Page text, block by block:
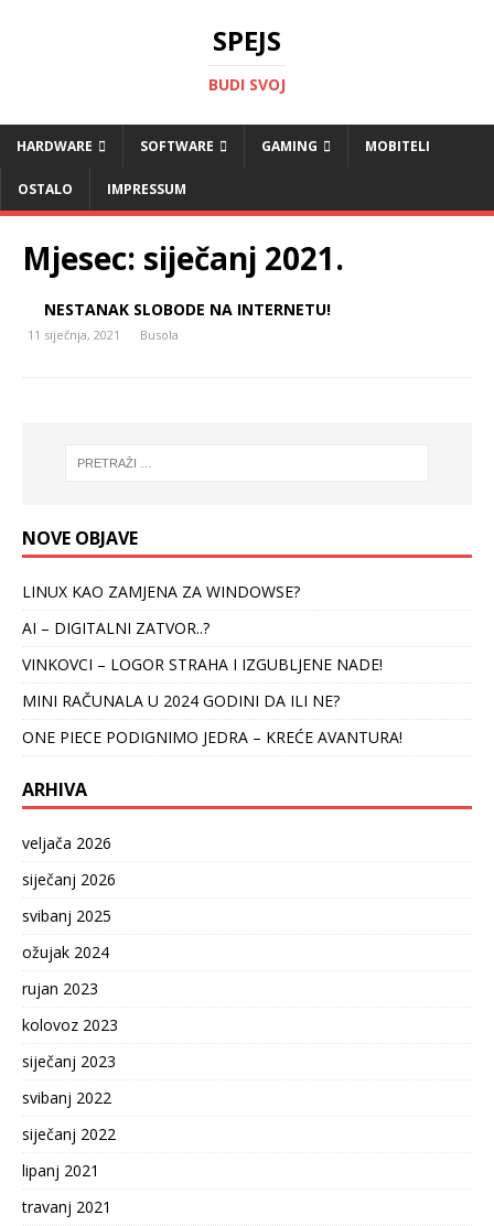
SPEJS
BUDI SVOJ
HARDWARE SOFTWARE GAMING MOBITELI
OSTALO IMPRESSUM
Mjesec: siječanj 2021.
NESTANAK SLOBODE NA INTERNETU!
11 siječnja, 2021 Busola
NOVE OBJAVE
LINUX KAO ZAMJENA ZA WINDOWSE?
AI – DIGITALNI ZATVOR..?
VINKOVCI – LOGOR STRAHA I IZGUBLJENE NADE!
MINI RAČUNALA U 2024 GODINI DA ILI NE?
ONE PIECE PODIGNIMO JEDRA – KREĆE AVANTURA!
ARHIVA
veljača 2026
siječanj 2026
svibanj 2025
ožujak 2024
rujan 2023
kolovoz 2023
siječanj 2023
svibanj 2022
siječanj 2022
lipanj 2021
travanj 2021